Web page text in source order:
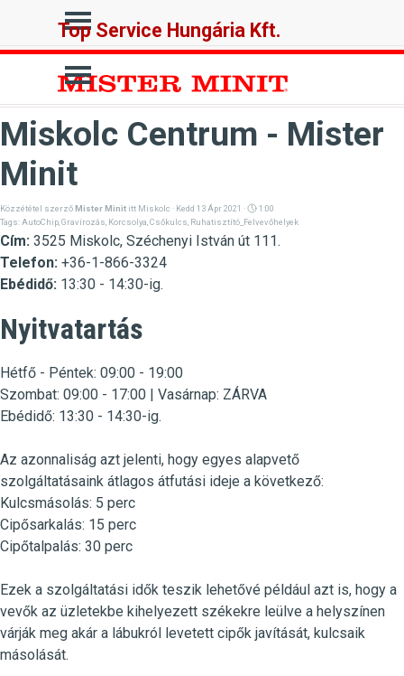
Ugrás a menüre
Top Service Hungária Kft.
Ugrás a menüre
Miskolc Centrum - Mister
Minit
Közzététel szerzőMister Minit itt Miskolc · Kedd 13 Ápr 2021 ·
1:00
Tags: AutoChip Gravírozás Korcsolya Csőkulcs Ruhatisztító_Felvevőhelyek
Cím: 3525 Miskolc, Széchenyi István út 111.
Telefon: +36-1-866-3324
Ebédidő: 13:30 - 14:30-ig.
Nyitvatartás
Hétfő - Péntek: 09:00 - 19:00
Szombat: 09:00 - 17:00 | Vasárnap: ZÁRVA
Ebédidő: 13:30 - 14:30-ig.
Az azonnaliság azt jelenti, hogy egyes alapvető
szolgáltatásaink átlagos átfutási ideje a következő:
Kulcsmásolás: 5 perc
Cipősarkalás: 15 perc
Cipőtalpalás: 30 perc
Ezek a szolgáltatási idők teszik lehetővé például azt is, hogy a
vevők az üzletekbe kihelyezett székekre leülve a helyszínen
várják meg akár a lábukról levetett cipők javítását, kulcsaik
másolását.